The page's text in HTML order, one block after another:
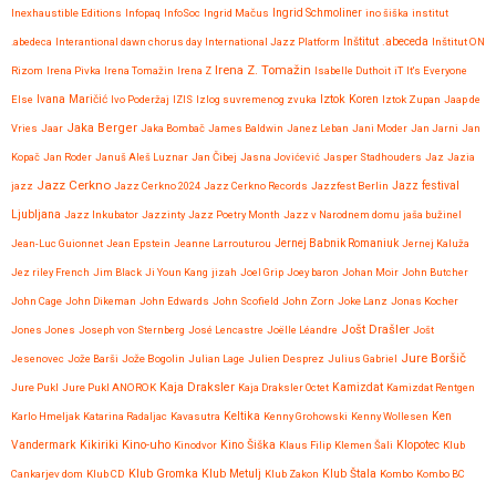
Inexhaustible Editions Infopaq InfoSoc Ingrid Mačus Ingrid Schmoliner ino šiška institut
.abedeca Interantional dawn chorus day International Jazz Platform Inštitut .abeceda Inštitut ON
Rizom Irena Pivka Irena Tomažin Irena Z Irena Z. Tomažin Isabelle Duthoit iT It's Everyone
Else Ivana Maričić Ivo Poderžaj IZIS Izlog suvremenog zvuka Iztok Koren Iztok Zupan Jaap de
Vries Jaar Jaka Berger Jaka Bombač James Baldwin Janez Leban Jani Moder Jan Jarni Jan
Kopač Jan Roder Januš Aleš Luznar Jan Čibej Jasna Jovićević Jasper Stadhouders Jaz Jazia
jazz Jazz Cerkno Jazz Cerkno 2024 Jazz Cerkno Records Jazzfest Berlin Jazz festival
Ljubljana Jazz Inkubator Jazzinty Jazz Poetry Month Jazz v Narodnem domu jaša bužinel
Jean-Luc Guionnet Jean Epstein Jeanne Larrouturou Jernej Babnik Romaniuk Jernej Kaluža
Jez riley French Jim Black Ji Youn Kang jizah Joel Grip Joey baron Johan Moir John Butcher
John Cage John Dikeman John Edwards John Scofield John Zorn Joke Lanz Jonas Kocher
Jones Jones Joseph von Sternberg José Lencastre Joëlle Léandre Jošt Drašler Jošt
Jesenovec Jože Barši Jože Bogolin Julian Lage Julien Desprez Julius Gabriel Jure Boršič
Jure Pukl Jure Pukl ANOROK Kaja Draksler Kaja Draksler Octet Kamizdat Kamizdat Rentgen
Karlo Hmeljak Katarina Radaljac Kavasutra Keltika Kenny Grohowski Kenny Wollesen Ken
Vandermark Kikiriki Kino-uho Kinodvor Kino Šiška Klaus Filip Klemen Šali Klopotec Klub
Cankarjev dom Klub CD Klub Gromka Klub Metulj Klub Zakon Klub Štala Kombo Kombo BC